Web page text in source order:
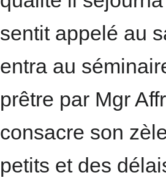
sentit appelé au
entra au
prêtre par Mgr
consacre son
petits et des